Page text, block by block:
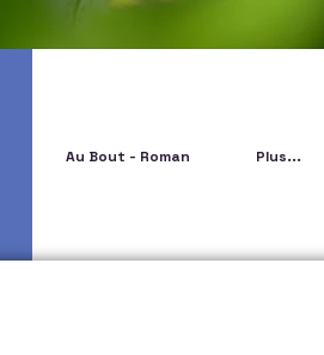
Au Bout - Roman Plus...